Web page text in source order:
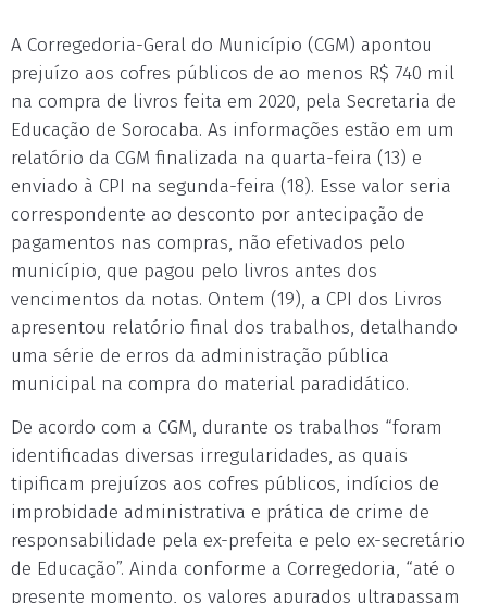
A Corregedoria-Geral do Município (CGM) apontou
prejuízo aos cofres públicos de ao menos R$ 740 mil
na compra de livros feita em 2020, pela Secretaria de
Educação de Sorocaba. As informações estão em um
relatório da CGM finalizada na quarta-feira (13) e
enviado à CPI na segunda-feira (18). Esse valor seria
correspondente ao desconto por antecipação de
pagamentos nas compras, não efetivados pelo
município, que pagou pelo livros antes dos
vencimentos da notas. Ontem (19), a CPI dos Livros
apresentou relatório final dos trabalhos, detalhando
uma série de erros da administração pública
municipal na compra do material paradidático.
De acordo com a CGM, durante os trabalhos “foram
identificadas diversas irregularidades, as quais
tipificam prejuízos aos cofres públicos, indícios de
improbidade administrativa e prática de crime de
responsabilidade pela ex-prefeita e pelo ex-secretário
de Educação”. Ainda conforme a Corregedoria, “até o
presente momento, os valores apurados ultrapassam